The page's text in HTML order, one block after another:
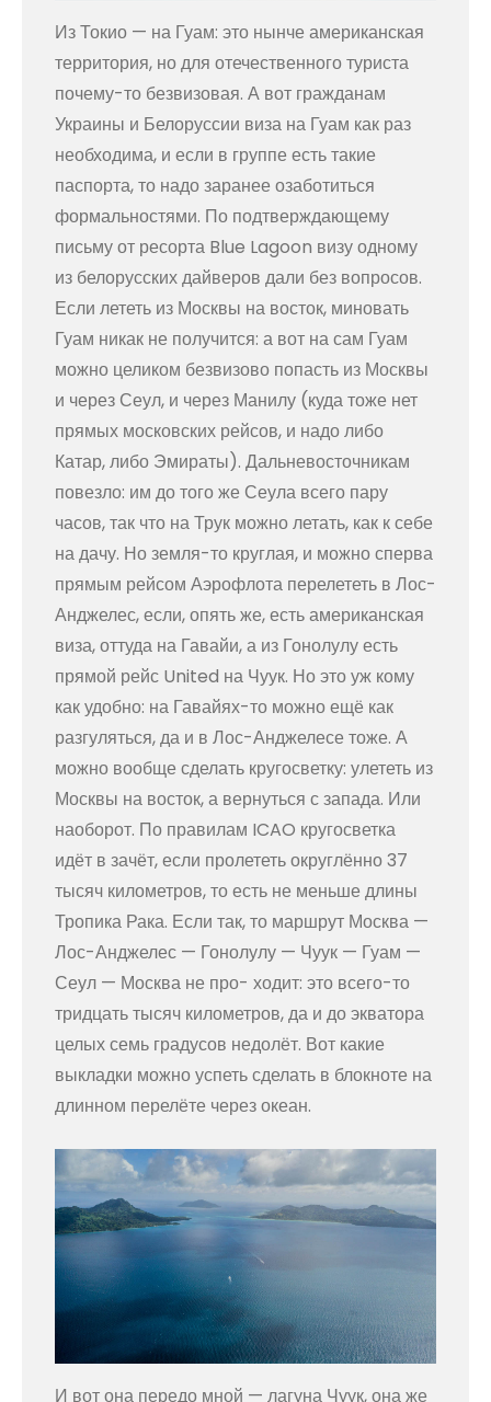
Из Токио — на Гуам: это нынче американская
территория, но для отечественного туриста
почему-то безвизовая. А вот гражданам
Украины и Белоруссии виза на Гуам как раз
необходима, и если в группе есть такие
паспорта, то надо заранее озаботиться
формальностями. По подтверждающему
письму от ресорта Blue Lagoon визу одному
из белорусских дайверов дали без вопросов.
Если лететь из Москвы на восток, миновать
Гуам никак не получится: а вот на сам Гуам
можно целиком безвизово попасть из Москвы
и через Сеул, и через Манилу (куда тоже нет
прямых московских рейсов, и надо либо
Катар, либо Эмираты). Дальневосточникам
повезло: им до того же Сеула всего пару
часов, так что на Трук можно летать, как к себе
на дачу. Но земля-то круглая, и можно сперва
прямым рейсом Аэрофлота перелететь в Лос-
Анджелес, если, опять же, есть американская
виза, оттуда на Гавайи, а из Гонолулу есть
прямой рейс United на Чуук. Но это уж кому
как удобно: на Гавайях-то можно ещё как
разгуляться, да и в Лос-Анджелесе тоже. А
можно вообще сделать кругосветку: улететь из
Москвы на восток, а вернуться с запада. Или
наоборот. По правилам ICAO кругосветка
идёт в зачёт, если пролететь округлённо 37
тысяч километров, то есть не меньше длины
Тропика Рака. Если так, то маршрут Москва —
Лос-Анджелес — Гонолулу — Чуук — Гуам —
Сеул — Москва не про- ходит: это всего-то
тридцать тысяч километров, да и до экватора
целых семь градусов недолёт. Вот какие
выкладки можно успеть сделать в блокноте на
длинном перелёте через океан.
И вот она передо мной — лагуна Чуук, она же